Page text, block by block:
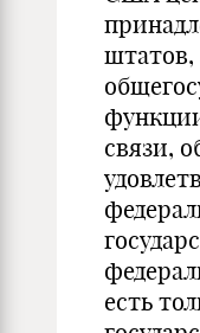
штатов,
связи,
есть